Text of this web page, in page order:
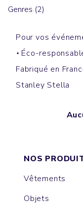
Genres (2)
Pour vos
Éco-
Fabriqué en
Stanley Stella
NOS
Vêtements
Objets